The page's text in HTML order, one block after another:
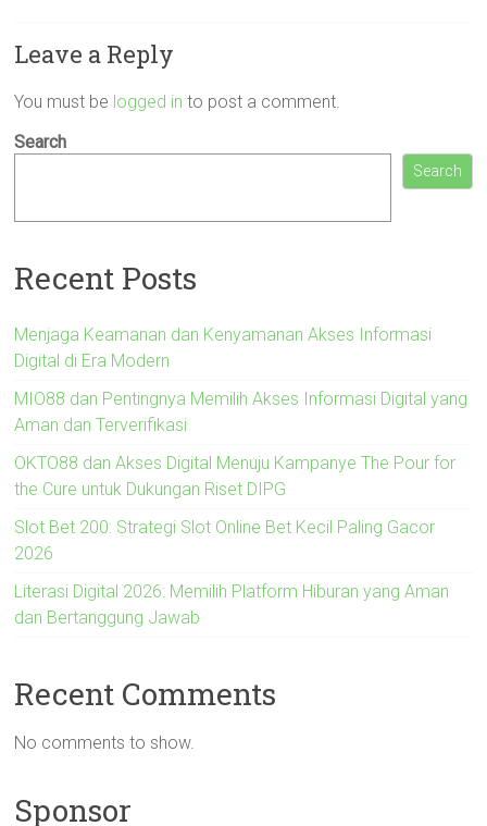
Leave a Reply
You must be logged in to post a comment.
Search
Search
Recent Posts
Menjaga Keamanan dan Kenyamanan Akses Informasi
Digital di Era Modern
MIO88 dan Pentingnya Memilih Akses Informasi Digital yang
Aman dan Terverifikasi
OKTO88 dan Akses Digital Menuju Kampanye The Pour for
the Cure untuk Dukungan Riset DIPG
Slot Bet 200: Strategi Slot Online Bet Kecil Paling Gacor
2026
Literasi Digital 2026: Memilih Platform Hiburan yang Aman
dan Bertanggung Jawab
Recent Comments
No comments to show.
Sponsor